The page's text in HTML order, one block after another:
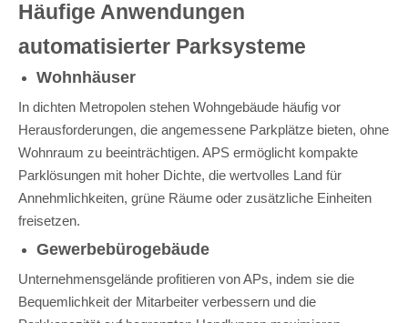
Häufige Anwendungen
automatisierter Parksysteme
Wohnhäuser
In dichten Metropolen stehen Wohngebäude häufig vor
Herausforderungen, die angemessene Parkplätze bieten, ohne
Wohnraum zu beeinträchtigen. APS ermöglicht kompakte
Parklösungen mit hoher Dichte, die wertvolles Land für
Annehmlichkeiten, grüne Räume oder zusätzliche Einheiten
freisetzen.
Gewerbebürogebäude
Unternehmensgelände profitieren von APs, indem sie die
Bequemlichkeit der Mitarbeiter verbessern und die